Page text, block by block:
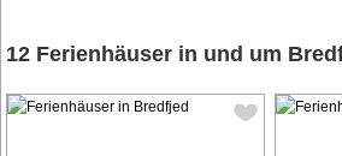
12 Ferienhäuser in und um